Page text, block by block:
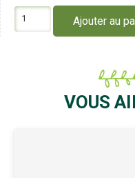
était :
114,00 Dhs.
Ajouter au
VOUS